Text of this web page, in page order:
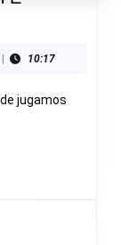
10:17
jugamos